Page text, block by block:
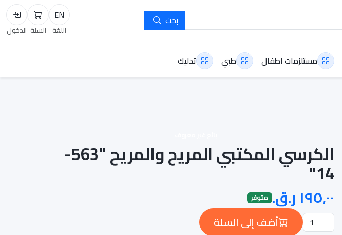
بحث EN
اللغة
السلة
السلة الدخول
مستلزمات اطفال طبي تدليك
الكرسي المكتبي المريح والمريح "563-
14"
متوفر
أضف إلى السلة